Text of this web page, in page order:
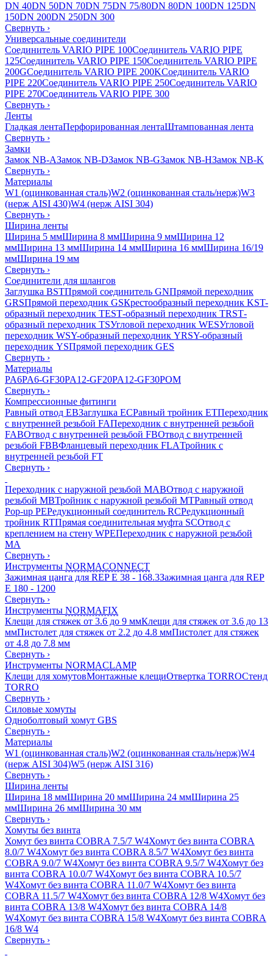
DN 40DN 50DN 70DN 75DN 75/80DN 80DN 100DN 125DN
150DN 200DN 250DN 300
Свернуть ›
Универсальные соединители
Соединитель VARIO PIPE 100Соединитель VARIO PIPE
125Соединитель VARIO PIPE 150Соединитель VARIO PIPE
200GСоединитель VARIO PIPE 200KСоединитель VARIO
PIPE 220Соединитель VARIO PIPE 250Соединитель VARIO
PIPE 270Соединитель VARIO PIPE 300
Свернуть ›
Ленты
Гладкая лентаПерфорированная лентаШтампованная лента
Свернуть ›
Замки
Замок NB-AЗамок NB-DЗамок NB-GЗамок NB-HЗамок NB-K
Свернуть ›
Материалы
W1 (оцинкованная сталь)W2 (оцинкованная сталь/нерж)W3
(нерж AISI 430)W4 (нерж AISI 304)
Свернуть ›
Ширина ленты
Ширина 5 ммШирина 8 ммШирина 9 ммШирина 12
ммШирина 13 ммШирина 14 ммШирина 16 ммШирина 16/19
ммШирина 19 мм
Свернуть ›
Соединители для шлангов
Заглушка BSTПрямой соединитель GNПрямой переходник
GRSПрямой переходник GSКрестообразный переходник KST-
образный переходник TESТ-образный переходник TRSТ-
образный переходник TSУгловой переходник WESУгловой
переходник WSY-образный переходник YRSY-образный
переходник YSПрямой переходник GES
Свернуть ›
Материалы
PA6PA6-GF30PA12-GF20PA12-GF30POM
Свернуть ›
Компрессионные фитинги
Равный отвод EBЗаглушка ECРавный тройник ETПереходник
с внутренней резьбой FAПереходник с внутренней резьбой
FABОтвод с внутренней резьбой FBОтвод с внутренней
резьбой FBBФланцевый переходник FLAТройник с
внутренней резьбой FT
Свернуть ›
Переходник с наружной резьбой MABОтвод с наружной
резьбой MBТройник с наружной резьбой MTРавный отвод
Pop-up PEРедукционный соединитель RCРедукционный
тройник RTПрямая соединительная муфта SCОтвод с
креплением на стену WPEПереходник с наружной резьбой
MA
Свернуть ›
Инструменты NORMACONNECT
Зажимная цанга для REP E 38 - 168.3Зажимная цанга для REP
E 180 - 1200
Свернуть ›
Инструменты NORMAFIX
Клещи для стяжек от 3.6 до 9 ммКлещи для стяжек от 3.6 до 13
ммПистолет для стяжек от 2.2 до 4.8 ммПистолет для стяжек
от 4.8 до 7.8 мм
Свернуть ›
Инструменты NORMACLAMP
Клещи для хомутовМонтажные клещиОтвертка TORROСтенд
TORRO
Свернуть ›
Силовые хомуты
Одноболтовый хомут GBS
Свернуть ›
Материалы
W1 (оцинкованная сталь)W2 (оцинкованная сталь/нерж)W4
(нерж AISI 304)W5 (нерж AISI 316)
Свернуть ›
Ширина ленты
Ширина 18 ммШирина 20 ммШирина 24 ммШирина 25
ммШирина 26 ммШирина 30 мм
Свернуть ›
Хомуты без винта
Хомут без винта COBRA 7.5/7 W4Хомут без винта COBRA
8.0/7 W4Хомут без винта COBRA 8.5/7 W4Хомут без винта
COBRA 9.0/7 W4Хомут без винта COBRA 9.5/7 W4Хомут без
винта COBRA 10.0/7 W4Хомут без винта COBRA 10.5/7
W4Хомут без винта COBRA 11.0/7 W4Хомут без винта
COBRA 11.5/7 W4Хомут без винта COBRA 12/8 W4Хомут без
винта COBRA 13/8 W4Хомут без винта COBRA 14/8
W4Хомут без винта COBRA 15/8 W4Хомут без винта COBRA
16/8 W4
Свернуть ›